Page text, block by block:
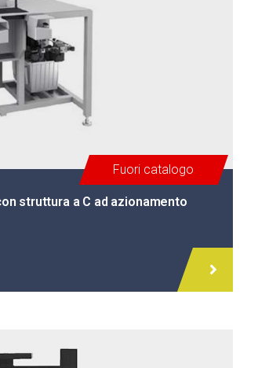
struttura a C ad azionamento
Fuori catalogo